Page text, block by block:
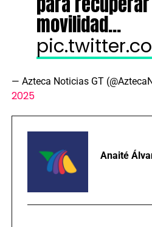
movilidad…
— Azteca Noticias GT
2025
Anaité